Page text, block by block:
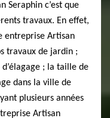
Seraphin c’est que
travaux. En effet,
entreprise Artisan
travaux de jardin ;
; la taille de
dans la ville de
plusieurs années
Artisan